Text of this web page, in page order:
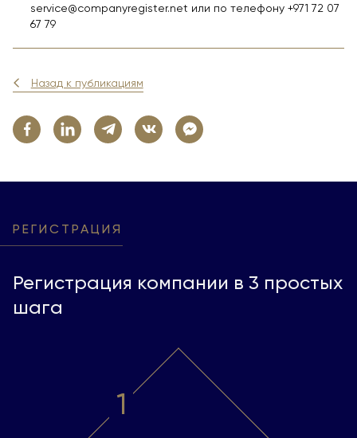
service@companyregister.net или по телефону +971 72 07
67 79
Назад к публикациям
РЕГИСТРАЦИЯ
Регистрация компании в 3 простых
шага
1